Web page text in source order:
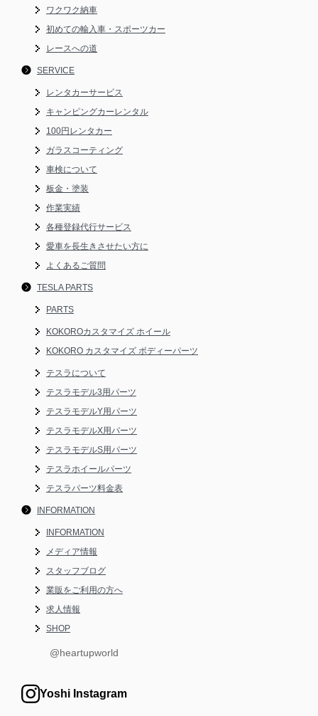
ワクワク納車
初めての輸入車・スポーツカー
レースへの道
SERVICE
レンタカーサービス
キャンピングカーレンタル
100円レンタカー
ガラスコーティング
車検について
板金・塗装
作業実績
各種登録代行サービス
愛車を長生きさせたい方に
よくあるご質問
TESLA PARTS
PARTS
KOKOROカスタマイズ ホイール
KOKORO カスタマイズ ボディーパーツ
テスラについて
テスラモデル3用パーツ
テスラモデルY用パーツ
テスラモデルX用パーツ
テスラモデルS用パーツ
テスラホイールパーツ
テスラパーツ料金表
INFORMATION
INFORMATION
メディア情報
スタッフブログ
業販をご利用の方へ
求人情報
SHOP
@heartupworld
Yoshi Instagram